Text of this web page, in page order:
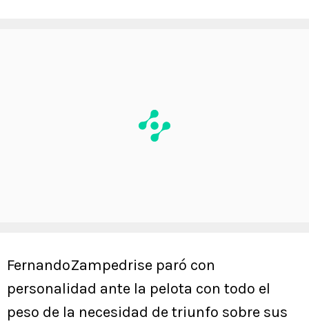
FernandoZampedrise paró con
personalidad ante la pelota con todo el
peso de la necesidad de triunfo sobre sus